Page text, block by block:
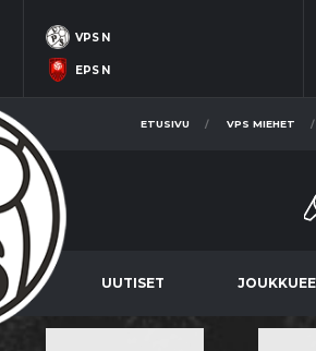
VPS N
EPS N
ETUSIVU VPS MIEHET
UUTISET